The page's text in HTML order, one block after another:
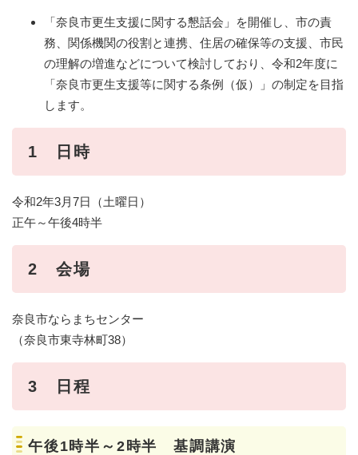
「奈良市更生支援に関する懇話会」を開催し、市の責
務、関係機関の役割と連携、住居の確保等の支援、市民
の理解の増進などについて検討しており、令和2年度に
「奈良市更生支援等に関する条例（仮）」の制定を目指
します。
1 日時
令和2年3月7日（土曜日）
正午～午後4時半
2 会場
奈良市ならまちセンター
（奈良市東寺林町38）
3 日程
午後1時半～2時半 基調講演